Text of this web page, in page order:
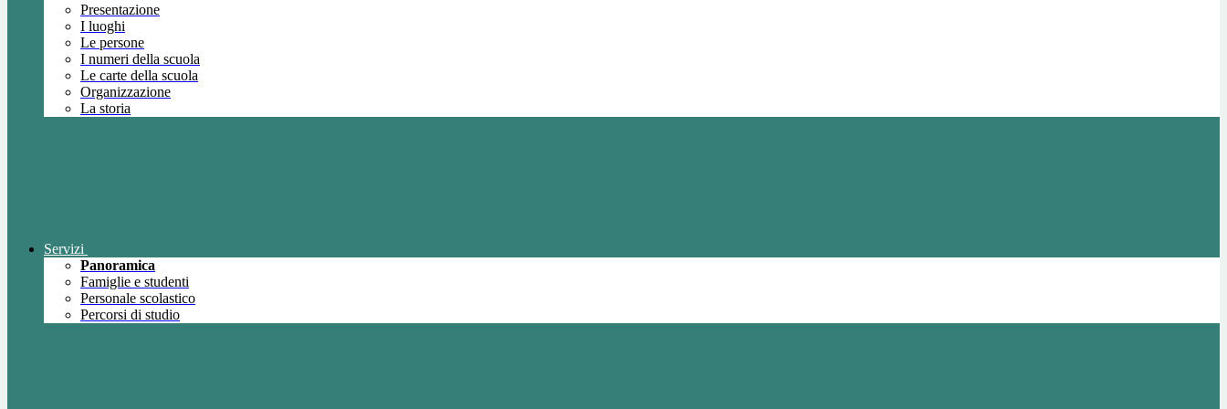
Presentazione
I luoghi
Le persone
I numeri della scuola
Le carte della scuola
Organizzazione
La storia
Servizi
Panoramica
Famiglie e studenti
Personale scolastico
Percorsi di studio